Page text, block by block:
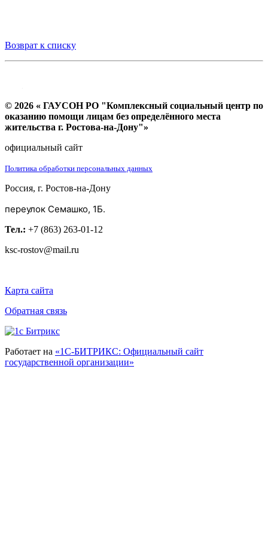
Возврат к списку
© 2026 « ГАУСОН РО "Комплексный социальный центр по
оказанию помощи лицам без определённого места
жительства г. Ростова-на-Дону"»
официальный сайт
Политика обработки персональных данных
Россия, г. Ростов-на-Дону
переулок Семашко, 1Б.
Тел.: +7 (863) 263-01-12
ksc-rostov@mail.ru
Карта сайта
Обратная связь
Работает на «1С-БИТРИКС: Официальный сайт
государственной организации»